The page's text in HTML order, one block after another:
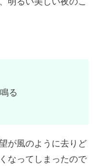
る
が風のように去りど
なってしまったので